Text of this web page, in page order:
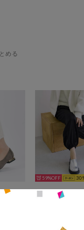
める
59% 30
￥